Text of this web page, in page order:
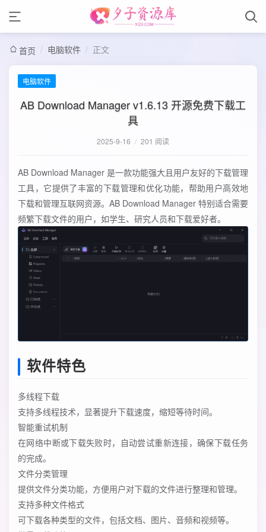
首页 / 电脑软件 / 正文
电脑软件
AB Download Manager v1.6.13 开源免费下载工
具
2025-9-16 / 201 阅读
AB Download Manager 是一款功能强大且用户友好的下载管理
工具，它提供了丰富的下载管理和优化功能，帮助用户高效地
下载和管理互联网资源。AB Download Manager 特别适合需要
频繁下载文件的用户，如学生、研究人员和下载爱好者。
软件特色
多线程下载
支持多线程技术，显著提升下载速度，缩短等待时间。
智能重试机制
在网络中断或下载失败时，自动尝试重新连接，确保下载任务
的完成。
文件分类管理
提供文件分类功能，方便用户对下载的文件进行整理和管理。
支持多种文件格式
可下载各种类型的文件，包括文档、图片、音频和视频等。